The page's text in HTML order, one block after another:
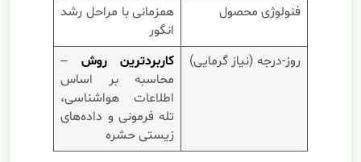
فنولوژی محصول
همزمانی با مراحل رشد
انگور
روز-درجه (نیاز گرمایی)
کاربردترین روش –
محاسبه بر اساس
اطلاعات هواشناسی،
تله فرمونی و داده‌های
زیستی حشره